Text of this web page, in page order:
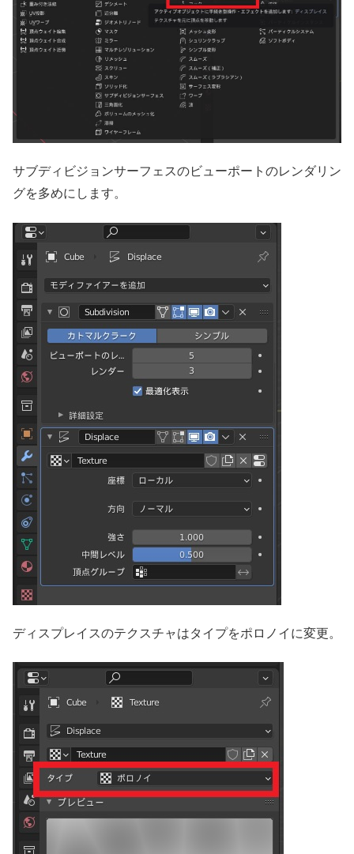
サブディビジョンサーフェスのビューポートのレンダリン
グを多めにします。
ディスプレイスのテクスチャはタイプをポロノイに変更。